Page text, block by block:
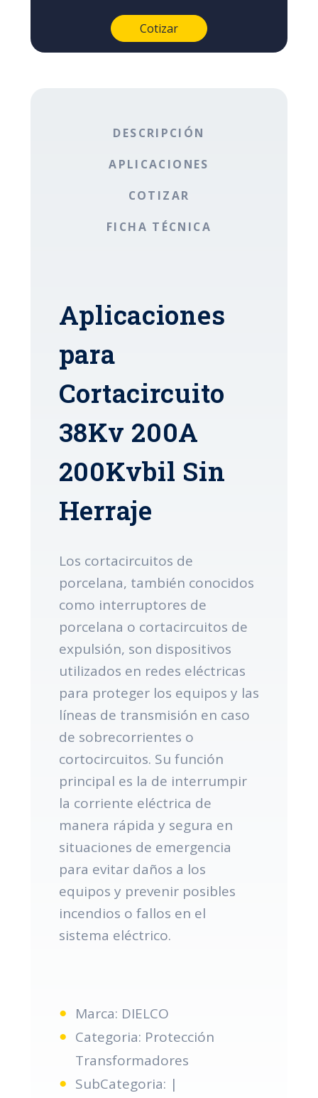
DESCRIPCIÓN
APLICACIONES
COTIZAR
FICHA TÉCNICA
Aplicaciones
para
Cortacircuito
38Kv 200A
200Kvbil Sin
Herraje
Los cortacircuitos de
porcelana, también conocidos
como interruptores de
porcelana o cortacircuitos de
expulsión, son dispositivos
utilizados en redes eléctricas
para proteger los equipos y las
líneas de transmisión en caso
de sobrecorrientes o
cortocircuitos. Su función
principal es la de interrumpir
la corriente eléctrica de
manera rápida y segura en
situaciones de emergencia
para evitar daños a los
equipos y prevenir posibles
incendios o fallos en el
sistema eléctrico.
Marca: DIELCO
Categoria: Protección
Transformadores
SubCategoria: |